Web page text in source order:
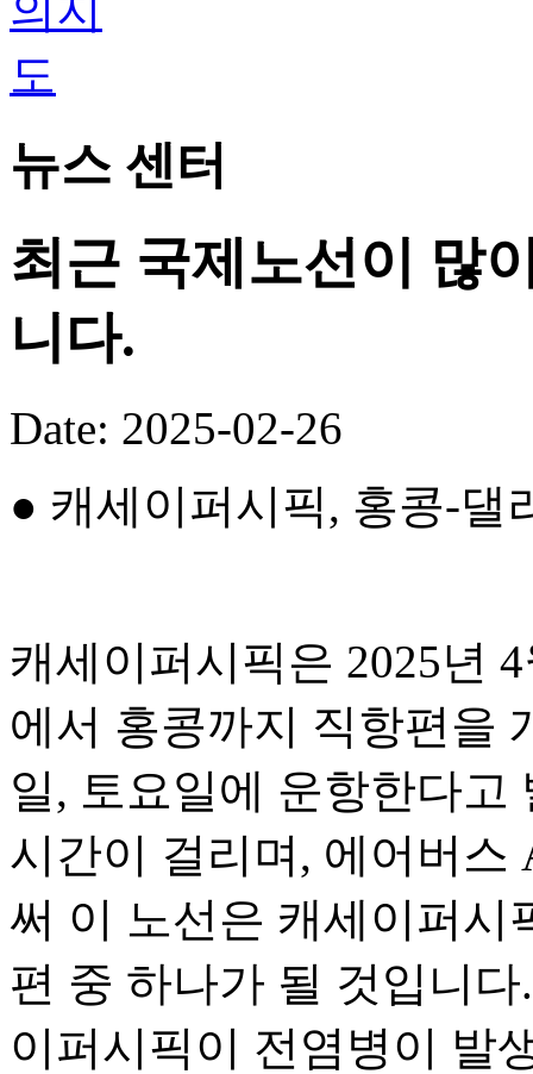
뉴스 센터
최근 국제노선이 많
니다.
Date: 2025-02-26
● 캐세이퍼시픽, 홍콩-댈
캐세이퍼시픽은 2025년
에서 홍콩까지 직항편을
일, 토요일에 운항한다고
시간이 걸리며, 에어버스
써 이 노선은 캐세이퍼시
편 중 하나가 될 것입니
이퍼시픽이 전염병이 발